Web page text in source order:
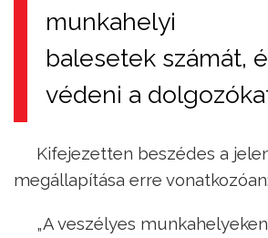
munkahelyi
balesetek számát,
védeni a
Kifejezetten beszédes a
megállapítása erre vonatkozóan:
„A veszélyes